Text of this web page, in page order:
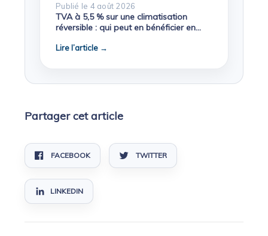
Publié le 4 août 2026
TVA à 5,5 % sur une climatisation
réversible : qui peut en bénéficier en
Lire l’article →
Partager cet article
FACEBOOK TWITTER
LINKEDIN